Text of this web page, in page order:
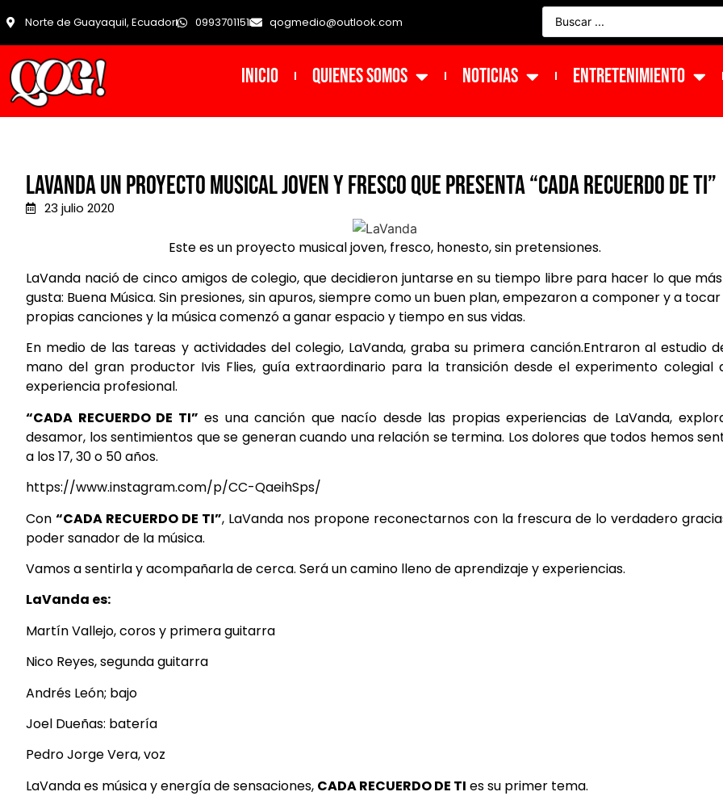
Norte de Guayaquil, Ecuador 0993701151 qogmedio@outlook.com
INICIO Quienes Somos NOTICIAS ENTRETENIMIENTO
LaVanda un proyecto musical joven y fresco que presenta “Cada Recuerdo De Ti”
23 julio 2020
Este es un proyecto musical joven, fresco, honesto, sin pretensiones.
LaVanda nació de cinco amigos de colegio, que decidieron juntarse en su tiempo libre para hacer lo que
gusta: Buena Música.Sin presiones, sin apuros, siempre como un buen plan, empezaron a componer y a tocar
propias canciones y la música comenzó a ganar espacio y tiempo en sus vidas.
En medio de las tareas y actividades del colegio, LaVanda, graba su primera canción.Entraron al estudio
mano del gran productor Ivis Flies, guía extraordinario para la transición desde el experimento colegial
experiencia profesional.
“CADA RECUERDO DE TI” es una canción que nacío desde las propias experiencias de LaVanda,
desamor, los sentimientos que se generan cuando una relación se termina. Los dolores que todos hemos
a los 17, 30 o 50 años.
https://www.instagram.com/p/CC-QaeihSps/
Con “CADA RECUERDO DE TI”, LaVanda nos propone reconectarnos con la frescura de lo verdadero
poder sanador de la música.
Vamos a sentirla y acompañarla de cerca. Será un camino lleno de aprendizaje y experiencias.
LaVanda es:
Martín Vallejo, coros y primera guitarra
Nico Reyes, segunda guitarra
Andrés León; bajo
Joel Dueñas: batería
Pedro Jorge Vera, voz
LaVanda es música y energía de sensaciones, CADA RECUERDO DE TI es su primer tema.